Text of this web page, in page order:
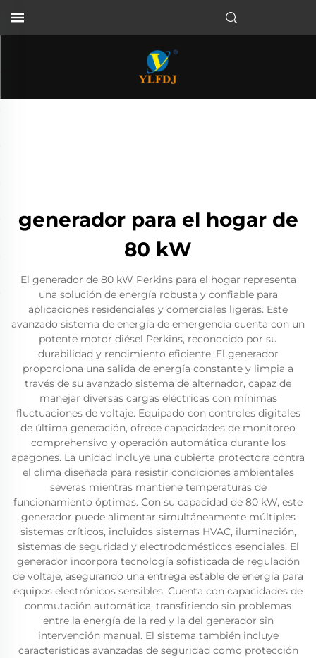
generador para el hogar de
80 kW
El generador de 80 kW Perkins para el hogar representa
una solución de energía robusta y confiable para
aplicaciones residenciales y comerciales ligeras. Este
avanzado sistema de energía de emergencia cuenta con un
potente motor diésel Perkins, reconocido por su
durabilidad y rendimiento eficiente. El generador
proporciona una salida de energía constante y limpia a
través de su avanzado sistema de alternador, capaz de
manejar diversas cargas eléctricas con mínimas
fluctuaciones de voltaje. Equipado con controles digitales
de última generación, ofrece capacidades de monitoreo
comprehensivo y operación automática durante los
apagones. La unidad incluye una cubierta protectora contra
el clima diseñada para resistir condiciones ambientales
severas mientras mantiene temperaturas de
funcionamiento óptimas. Con su capacidad de 80 kW, este
generador puede alimentar simultáneamente múltiples
sistemas críticos, incluidos sistemas HVAC, iluminación,
sistemas de seguridad y electrodomésticos esenciales. El
generador incorpora tecnología sofisticada de regulación
de voltaje, asegurando una entrega estable de energía para
equipos electrónicos sensibles. Cuenta con capacidades de
conmutación automática, transfiriendo sin problemas
entre la energía de la red y la del generador sin
intervención manual. El sistema también incluye
características avanzadas de seguridad como protección